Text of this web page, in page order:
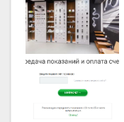
а
п
и